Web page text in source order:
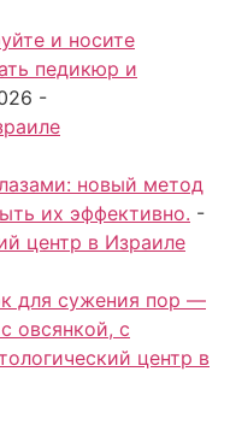
и носите
педикюр и
-
новый метод
их эффективно. -
центр в Израиле
для сужения пор —
овсянкой, с
центр в